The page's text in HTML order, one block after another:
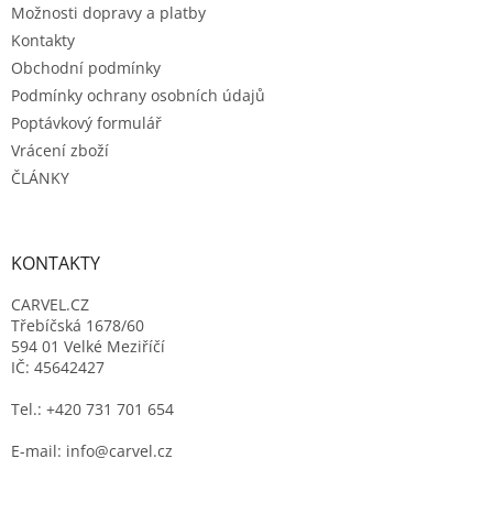
i
Možnosti dopravy a platby
Kontakty
Obchodní podmínky
Podmínky ochrany osobních údajů
Poptávkový formulář
Vrácení zboží
ČLÁNKY
KONTAKTY
CARVEL.CZ
Třebíčská 1678/60
594 01 Velké Meziříčí
IČ: 45642427
Tel.: +420 731 701 654
E-mail: info@carvel.cz